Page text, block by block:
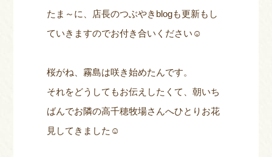
たま～に、店長のつぶやきblogも更新もし
ていきますのでお付き合いください☺
桜がね、霧島は咲き始めたんです。
それをどうしてもお伝えしたくて、朝いち
ばんでお隣の高千穂牧場さんへひとりお花
見してきました☺